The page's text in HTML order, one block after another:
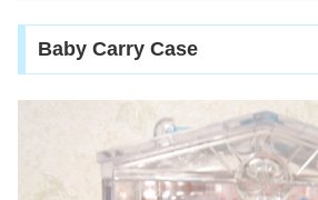
Baby Carry Case